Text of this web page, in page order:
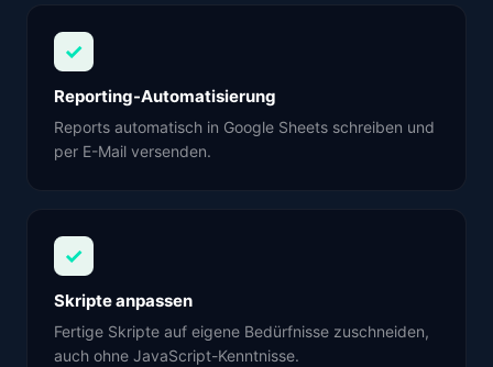
✓
Reporting-Automatisierung
Reports automatisch in Google Sheets schreiben und
per E-Mail versenden.
✓
Skripte anpassen
Fertige Skripte auf eigene Bedürfnisse zuschneiden,
auch ohne JavaScript-Kenntnisse.